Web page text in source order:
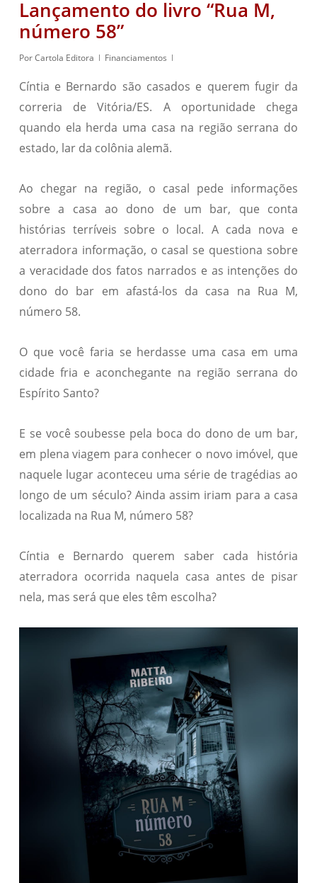
Lançamento do livro “Rua M,
número 58”
PorCartola Editora Financiamentos
Cíntia e Bernardo são casados e querem fugir da
correria de Vitória/ES. A oportunidade chega
quando ela herda uma casa na região serrana do
estado, lar da colônia alemã.
Ao chegar na região, o casal pede informações
sobre a casa ao dono de um bar, que conta
histórias terríveis sobre o local. A cada nova e
aterradora informação, o casal se questiona sobre
a veracidade dos fatos narrados e as intenções do
dono do bar em afastá-los da casa na Rua M,
número 58.
O que você faria se herdasse uma casa em uma
cidade fria e aconchegante na região serrana do
Espírito Santo?
E se você soubesse pela boca do dono de um bar,
em plena viagem para conhecer o novo imóvel, que
naquele lugar aconteceu uma série de tragédias ao
longo de um século? Ainda assim iriam para a casa
localizada na Rua M, número 58?
Cíntia e Bernardo querem saber cada história
aterradora ocorrida naquela casa antes de pisar
nela, mas será que eles têm escolha?